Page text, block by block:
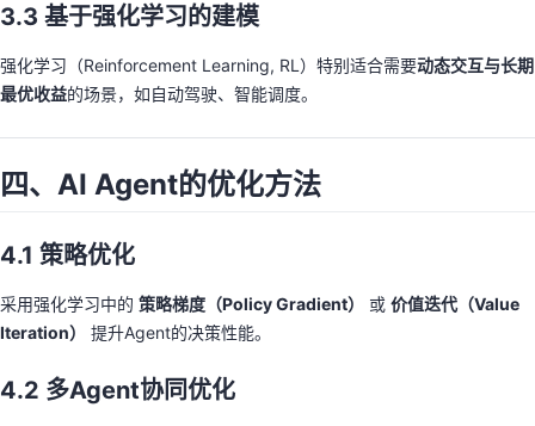
3.3 基于强化学习的建模
强化学习（Reinforcement Learning, RL）特别适合需要动态交互与长期
最优收益的场景，如自动驾驶、智能调度。
四、AI Agent的优化方法
4.1 策略优化
采用强化学习中的 策略梯度（Policy Gradient） 或 价值迭代（Value
Iteration）
提升Agent的决策性能。
4.2 多Agent协同优化